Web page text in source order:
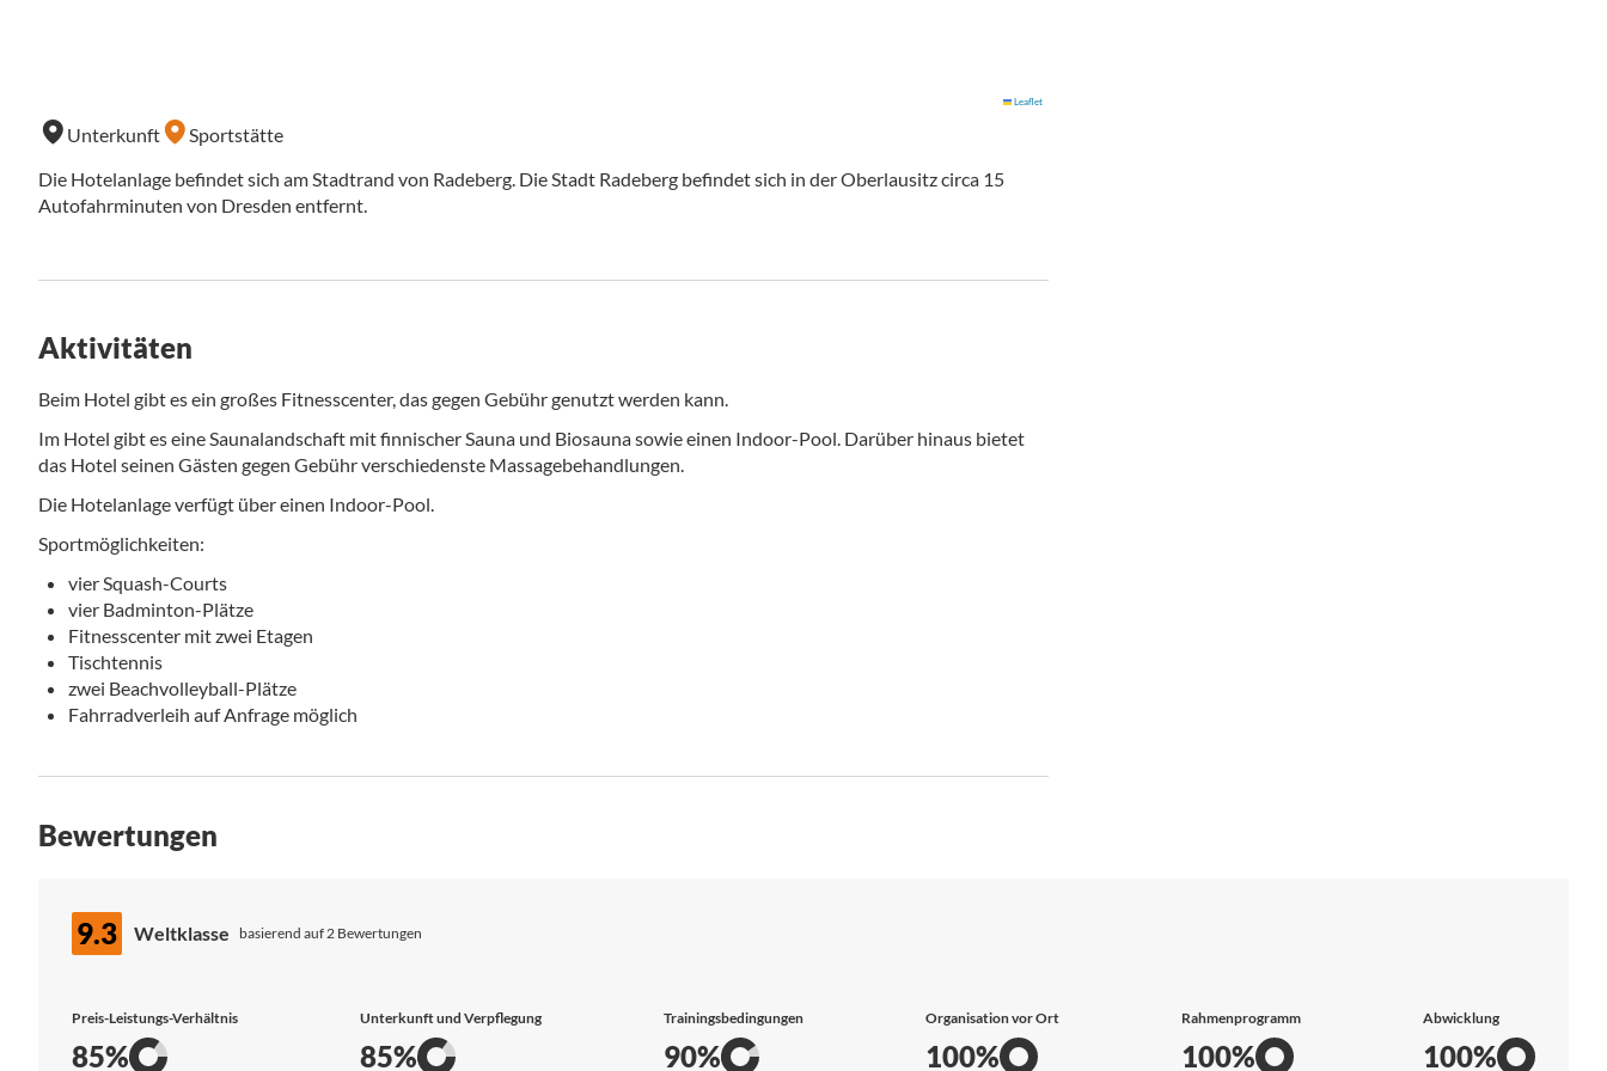
Leaflet
Unterkunft
Sportstätte
Die Hotelanlage befindet sich am Stadtrand von Radeberg. Die Stadt Radeberg befindet sich in der Oberlausitz circa 15
Autofahrminuten von Dresden entfernt.
Aktivitäten
Beim Hotel gibt es ein großes Fitnesscenter, das gegen Gebühr genutzt werden kann.
Im Hotel gibt es eine Saunalandschaft mit finnischer Sauna und Biosauna sowie einen Indoor-Pool. Darüber hinaus bietet
das Hotel seinen Gästen gegen Gebühr verschiedenste Massagebehandlungen.
Die Hotelanlage verfügt über einen Indoor-Pool.
Sportmöglichkeiten:
vier Squash-Courts
vier Badminton-Plätze
Fitnesscenter mit zwei Etagen
Tischtennis
zwei Beachvolleyball-Plätze
Fahrradverleih auf Anfrage möglich
Bewertungen
9.3 Weltklasse basierend auf 2 Bewertungen
Preis-Leistungs-Verhältnis
85%
Unterkunft und Verpflegung
85%
Trainingsbedingungen
90%
Organisation vor Ort
100%
Rahmenprogramm
100%
Abwicklung
100%